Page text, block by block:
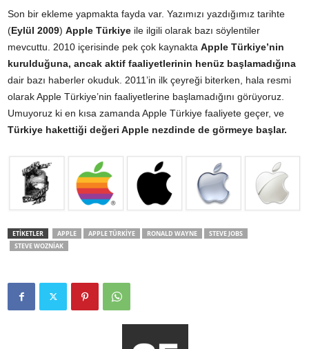
Son bir ekleme yapmakta fayda var. Yazımızı yazdığımız tarihte
(Eylül 2009) Apple Türkiye ile ilgili olarak bazı söylentiler
mevcuttu. 2010 içerisinde pek çok kaynakta Apple Türkiye’nin
kurulduğuna, ancak aktif faaliyetlerinin henüz başlamadığına
dair bazı haberler okuduk. 2011’in ilk çeyreği biterken, hala resmi
olarak Apple Türkiye’nin faaliyetlerine başlamadığını görüyoruz.
Umuyoruz ki en kısa zamanda Apple Türkiye faaliyete geçer, ve
Türkiye hakettiği değeri Apple nezdinde de görmeye başlar.
ETİKETLER APPLE APPLE TÜRKIYE RONALD WAYNE
STEVE JOBS
STEVE WOZNIAK